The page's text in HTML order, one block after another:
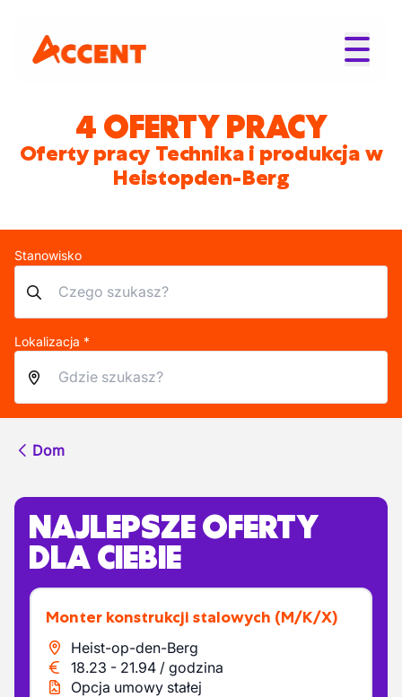
4 OFERTY PRACY
Oferty pracy Technika i produkcja w
Heistopden-Berg
Stanowisko
Lokalizacja *
Dom
NAJLEPSZE OFERTY
DLA CIEBIE
Monter konstrukcji stalowych (M/K/X)
Heist-op-den-Berg
18.23 - 21.94 / godzina
Opcja umowy stałej